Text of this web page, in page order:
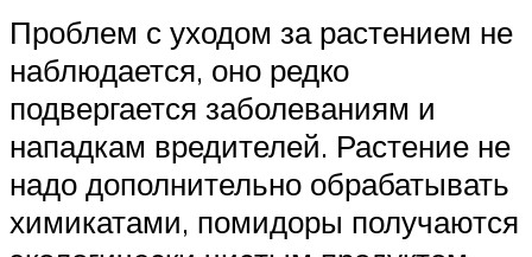
Проблем с уходом за растением не
наблюдается, оно редко
подвергается заболеваниям и
нападкам вредителей. Растение не
надо дополнительно обрабатывать
химикатами, помидоры получаются